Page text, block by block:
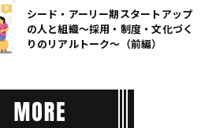
シード・アーリー期スタートアップ
の人と組織～採用・制度・文化づく
りのリアルトーク～（前編）